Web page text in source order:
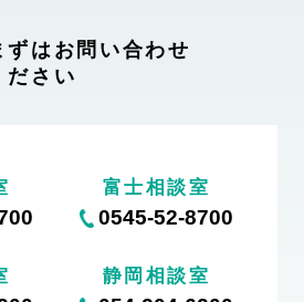
ずはお問い合わせ
ださい
富士相談室
0545-52-8700
静岡相談室